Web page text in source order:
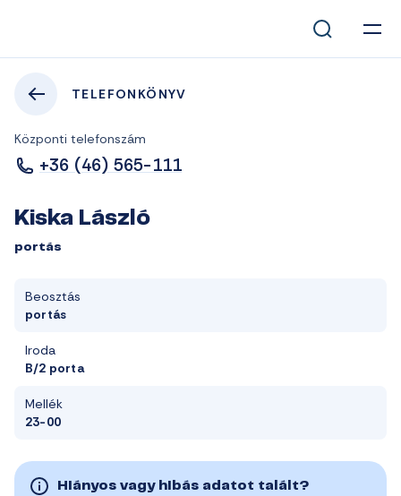
TELEFONKÖNYV
Központi telefonszám
+36 (46) 565-111
Kiska László
portás
Beosztás
portás
Iroda
B/2 porta
Mellék
23-00
Hiányos vagy hibás adatot talált?